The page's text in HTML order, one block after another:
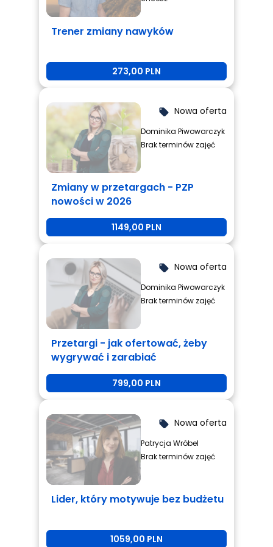
Trener zmiany nawyków
273,00 PLN
local_offer Nowa oferta
Dominika Piwowarczyk
Brak terminów zajęć
Zmiany w przetargach - PZP
nowości w 2026
1149,00 PLN
local_offer Nowa oferta
Dominika Piwowarczyk
Brak terminów zajęć
Przetargi - jak ofertować, żeby
wygrywać i zarabiać
799,00 PLN
local_offer Nowa oferta
Patrycja Wróbel
Brak terminów zajęć
Lider, który motywuje bez budżetu
1059,00 PLN